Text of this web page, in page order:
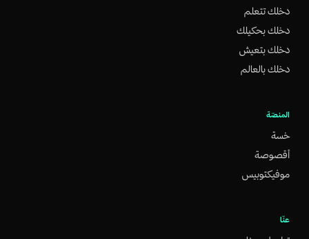
دخلك تتعلم
دخلك بحكيلك
دخلك بتعيش
دخلك بالعالم
المنصّة
خسة
أقصوصة
موفيكتوبيس
عنّا